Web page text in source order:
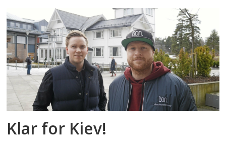
Klar for Kiev!